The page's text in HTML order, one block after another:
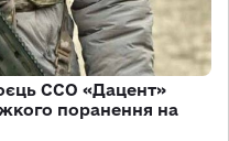
ССО «Дацент»
поранення на